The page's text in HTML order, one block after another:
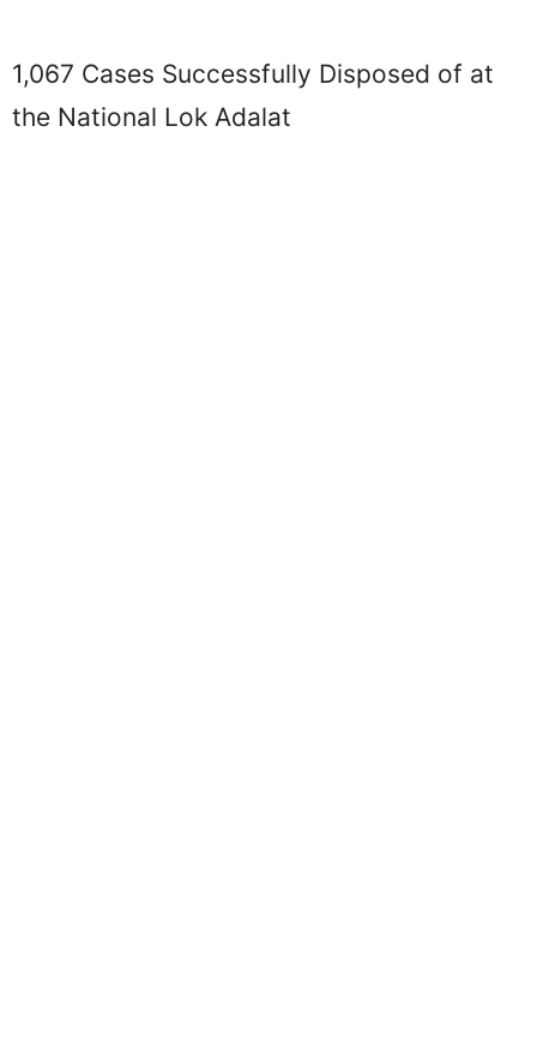
1,067 Cases Successfully Disposed of at
the National Lok Adalat